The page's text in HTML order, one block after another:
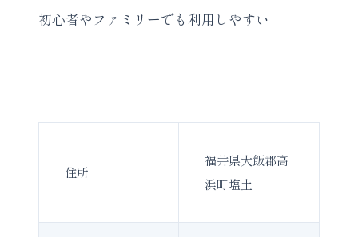
初心者やファミリーでも利用しやすい
住所
福井県大飯郡高
浜町塩土